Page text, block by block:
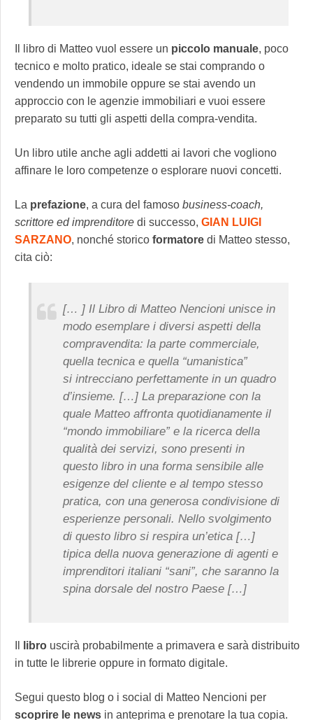
Il libro di Matteo vuol essere un piccolo manuale, poco
tecnico e molto pratico, ideale se stai comprando o
vendendo un immobile oppure se stai avendo un
approccio con le agenzie immobiliari e vuoi essere
preparato su tutti gli aspetti della compra-vendita.
Un libro utile anche agli addetti ai lavori che vogliono
affinare le loro competenze o esplorare nuovi concetti.
La prefazione, a cura del famoso business-coach,
scrittore ed imprenditore di successo, GIAN LUIGI
SARZANO, nonché storico formatore di Matteo stesso,
cita ciò:
[… ] Il Libro di Matteo Nencioni unisce in
modo esemplare i diversi aspetti della
compravendita: la parte commerciale,
quella tecnica e quella “umanistica”
si intrecciano perfettamente in un quadro
d’insieme. […] La preparazione con la
quale Matteo affronta quotidianamente il
“mondo immobiliare” e la ricerca della
qualità dei servizi, sono presenti in
questo libro in una forma sensibile alle
esigenze del cliente e al tempo stesso
pratica, con una generosa condivisione di
esperienze personali. Nello svolgimento
di questo libro si respira un’etica […]
tipica della nuova generazione di agenti e
imprenditori italiani “sani”, che saranno la
spina dorsale del nostro Paese […]
libro uscirà probabilmente a primavera e sarà distribuito
in tutte le librerie oppure in formato digitale.
Segui questo blog o i social di Matteo Nencioni per
scoprire le news in anteprima e prenotare la tua copia.